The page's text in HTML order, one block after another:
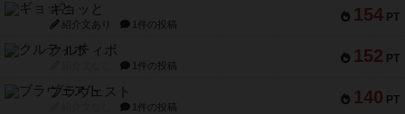
154 PT
ギョッと
紹介文あり 1件の投稿
152 PT
クルティボ
1件の投稿
140 PT
ブラヴェスト
1件の投稿